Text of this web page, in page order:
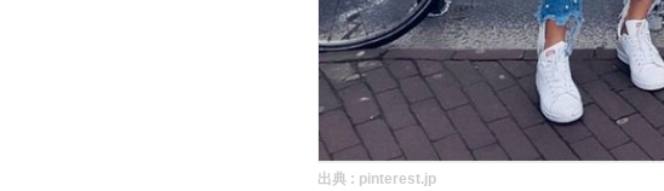
出典 : pinterest.jp